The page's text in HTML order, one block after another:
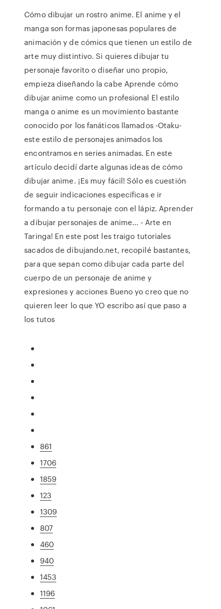
Cómo dibujar un rostro anime. El anime y el
manga son formas japonesas populares de
animación y de cómics que tienen un estilo de
arte muy distintivo. Si quieres dibujar tu
personaje favorito o diseñar uno propio,
empieza diseñando la cabe Aprende cómo
dibujar anime como un profesional El estilo
manga o anime es un movimiento bastante
conocido por los fanáticos llamados -Otaku-
este estilo de personajes animados los
encontramos en series animadas. En este
artículo decidí darte algunas ideas de cómo
dibujar anime. ¡Es muy fácil! Sólo es cuestión
de seguir indicaciones específicas e ir
formando a tu personaje con el lápiz. Aprender
a dibujar personajes de anime... - Arte en
Taringa! En este post les traigo tutoriales
sacados de dibujando.net, recopilé bastantes,
para que sepan como dibujar cada parte del
cuerpo de un personaje de anime y
expresiones y acciones Bueno yo creo que no
quieren leer lo que YO escribo así que paso a
los tutos
861
1706
1859
123
1309
807
460
940
1453
1196